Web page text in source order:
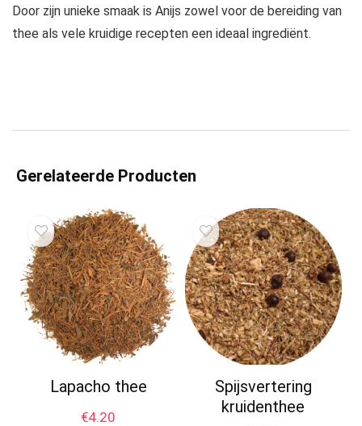
Door zijn unieke smaak is Anijs zowel voor de bereiding van
thee als vele kruidige recepten een ideaal ingrediënt.
Gerelateerde Producten
Lapacho thee
€4.20
Spijsvertering
kruidenthee